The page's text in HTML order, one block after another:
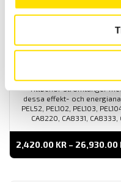
Tillbehör
Tillbehör strömtänger
dessa effekt- och
PEL52, PEL102, PEL103,
CA8220, CA8331,
2,420.00 KR – 26,930.00